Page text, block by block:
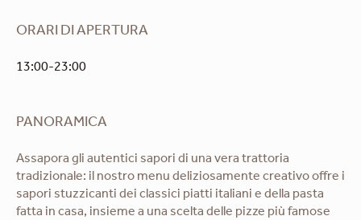
ORARI DI APERTURA
13:00-23:00
PANORAMICA
Assapora gli autentici sapori di una vera trattoria
tradizionale: il nostro menu deliziosamente creativo offre i
sapori stuzzicanti dei classici piatti italiani e della pasta
fatta in casa, insieme a una scelta delle pizze più famose